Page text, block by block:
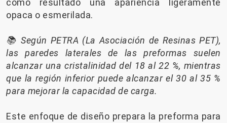
como resultado una apariencia ligeramente
opaca o esmerilada.
📚 Según PETRA (La Asociación de Resinas PET),
las paredes laterales de las preformas suelen
alcanzar una cristalinidad del 18 al 22 %, mientras
que la región inferior puede alcanzar el 30 al 35 %
para mejorar la capacidad de carga.
Este enfoque de diseño prepara la preforma para